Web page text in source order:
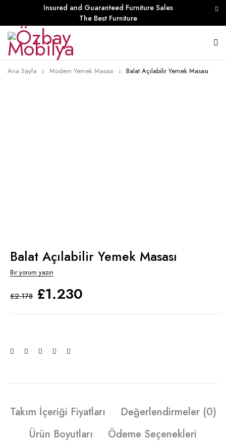
Insured and Guaranteed Furniture Sales
The Best Furniture
Ana Sayfa Modern Yemek Masası Balat Açılabilir Yemek Masası
Balat Açılabilir Yemek Masası
Bir yorum yazın
£2.178 £1.230
Takım İçeriği Fiyatları
Değerlendirmeler (0)
Ürün Boyutları
Ödeme Seçenekleri